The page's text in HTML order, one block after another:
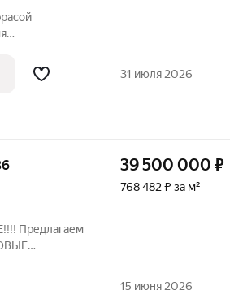
семьей в
31 июля 2026
Предлагаем
дом
39 500 000 ₽
768 482 ₽ за м²
15 июня 2026